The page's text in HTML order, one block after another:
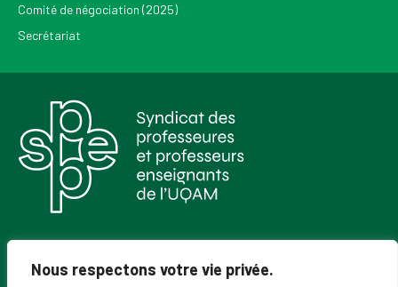
Nous respectons votre vie privée.
Comité de négociation (2025)
Secrétariat